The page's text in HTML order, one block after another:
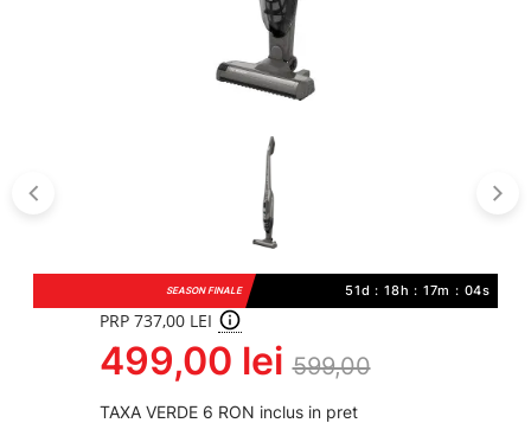
SEASON FINALE 51d : 18h : 17m : 04s
PRP 737,00 LEI
499,00 lei 599,00
TAXA VERDE 6 RON inclus in pret